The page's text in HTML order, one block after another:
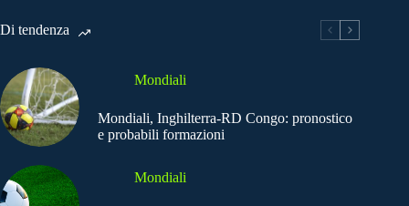
Di tendenza
Mondiali
Mondiali, Inghilterra-RD Congo: pronostico
e probabili formazioni
Mondiali